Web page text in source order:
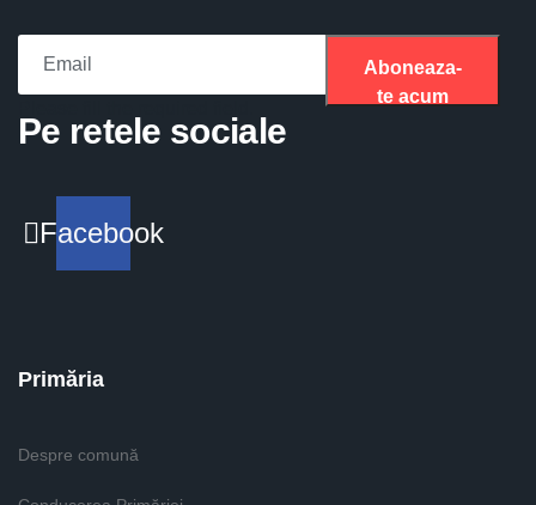
Aboneaza-
te acum
Pe retele sociale
Facebook
Primăria
Despre comună